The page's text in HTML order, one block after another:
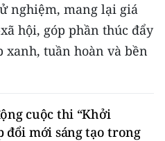
và Tây
nghiệm, mang lại giá
hội, góp phần thúc đẩy
tuần hoàn và bền
cuộc thi “Khởi
đổi mới sáng tạo trong